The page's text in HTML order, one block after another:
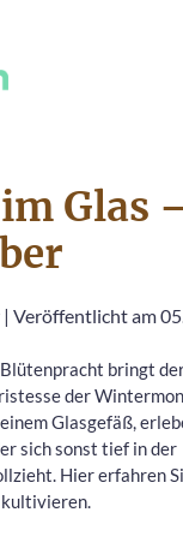
Glas
| Veröffentlicht am
bringt
der
Glasgefäß,
sich sonst tief in der
Hier erfahren